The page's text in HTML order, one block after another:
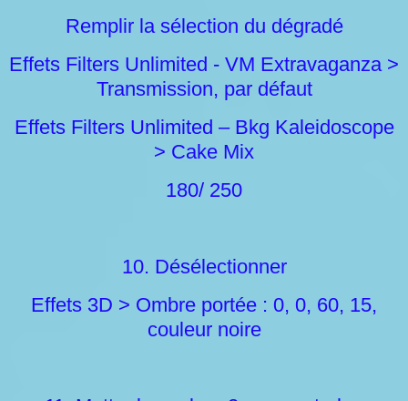
Remplir la sélection du dégradé
Effets Filters Unlimited - VM Extravaganza >
Transmission, par défaut
Effets Filters Unlimited – Bkg Kaleidoscope
> Cake Mix
180/ 250
10. Désélectionner
Effets 3D > Ombre portée : 0, 0, 60, 15,
couleur noire